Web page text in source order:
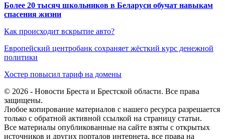
Более 20 тысяч школьников в Беларуси обучат навыкам
спасения жизни
Как происходит вскрытие авто?
Европейский центробанк сохраняет жёсткий курс денежной
политики
Хостер повысил тариф на домены
© 2026 - Новости Бреста и Брестской области. Все права
защищены.
Любое копирование материалов с нашего ресурса разрешается
только с обратной активной ссылкой на страницу статьи.
Все материалы опубликованные на сайте взяты с открытых
источников и других порталов интернета, все права на